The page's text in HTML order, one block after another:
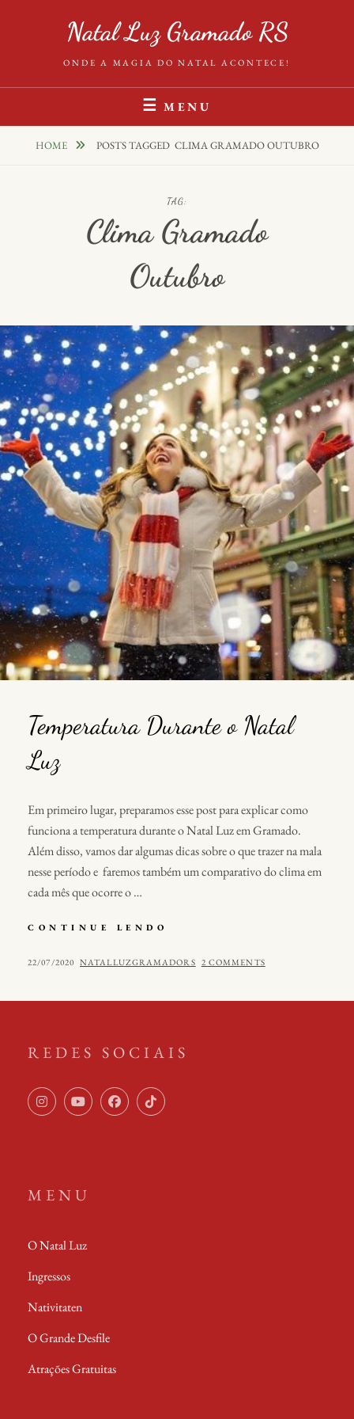
Natal Luz Gramado RS
ONDE A MAGIA DO NATAL ACONTECE!
MENU
HOME POSTS TAGGED CLIMA GRAMADO OUTUBRO
TAG:
Clima Gramado
Outubro
Temperatura Durante o Natal
Luz
Em primeiro lugar, preparamos esse post para explicar como
funciona a temperatura durante o Natal Luz em Gramado.
Além disso, vamos dar algumas dicas sobre o que trazer na mala
nesse período e faremos também um comparativo do clima em
cada mês que ocorre o …
CONTINUE LENDO
O
POSTED
22/07/2020 BY
NATALLUZGRAMADORS 2 COMMENTS
REDES SOCIAIS
MENU
O Natal Luz
Ingressos
Nativitaten
O Grande Desfile
Atrações Gratuitas